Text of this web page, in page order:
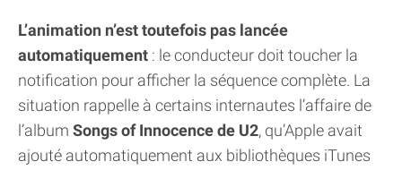
L’animation n’est toutefois pas lancée
automatiquement : le conducteur doit toucher la
notification pour afficher la séquence complète. La
situation rappelle à certains internautes l’affaire de
l’album Songs of Innocence de U2, qu’Apple avait
ajouté automatiquement aux bibliothèques iTunes